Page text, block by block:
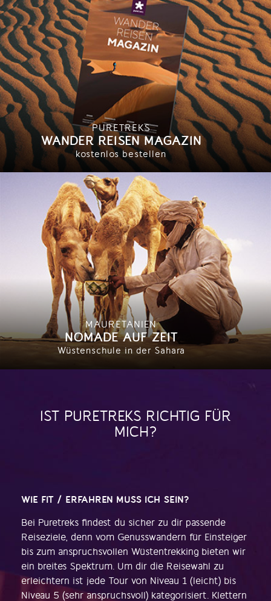
PURETREKS
WANDER REISEN MAGAZIN
kostenlos bestellen
MAURETANIEN
NOMADE AUF ZEIT
Wüstenschule in der Sahara
IST PURETREKS RICHTIG FÜR
MICH?
WIE FIT / ERFAHREN MUSS ICH SEIN?
Bei Puretreks findest du sicher zu dir passende
Reiseziele, denn vom Genusswandern für Einsteiger
bis zum anspruchsvollen Wüstentrekking bieten wir
ein breites Spektrum. Um dir die Reisewahl zu
erleichtern ist jede Tour von Niveau 1 (leicht) bis
Niveau 5 (sehr anspruchsvoll) kategorisiert. Klettern